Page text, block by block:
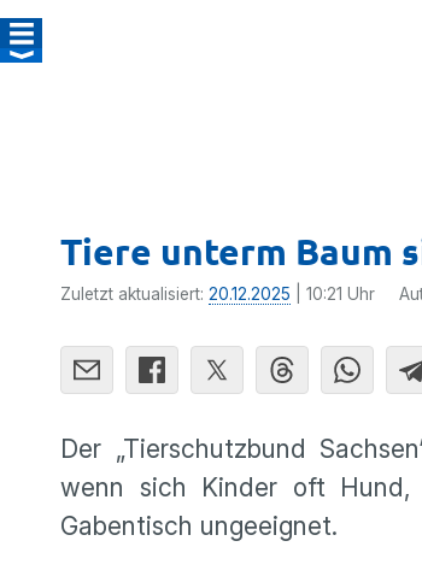
Tiere unterm Baum
Zuletzt aktualisiert: 20.12.2025 | 10:21 Uhr
Der „Tierschutzbund
wenn sich Kinder oft
Gabentisch ungeeignet.